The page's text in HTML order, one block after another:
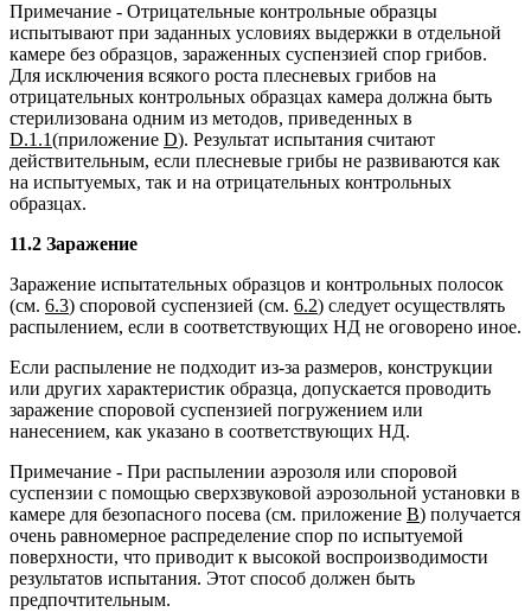
Примечание - Отрицательные контрольные образцы
испытывают при заданных условиях выдержки в отдельной
камере без образцов, зараженных суспензией спор грибов.
Для исключения всякого роста плесневых грибов на
отрицательных контрольных образцах камера должна быть
стерилизована одним из методов, приведенных в
D.1.1(приложение D). Результат испытания считают
действительным, если плесневые грибы не развиваются как
на испытуемых, так и на отрицательных контрольных
образцах.
11.2 Заражение
Заражение испытательных образцов и контрольных полосок
(см. 6.3) споровой суспензией (см. 6.2) следует осуществлять
распылением, если в соответствующих НД не оговорено иное.
Если распыление не подходит из-за размеров, конструкции
или других характеристик образца, допускается проводить
заражение споровой суспензией погружением или
нанесением, как указано в соответствующих НД.
Примечание - При распылении аэрозоля или споровой
суспензии с помощью сверхзвуковой аэрозольной установки в
камере для безопасного посева (см. приложение В) получается
очень равномерное распределение спор по испытуемой
поверхности, что приводит к высокой воспроизводимости
результатов испытания. Этот способ должен быть
предпочтительным.